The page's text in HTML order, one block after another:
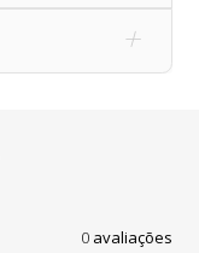
0avaliações